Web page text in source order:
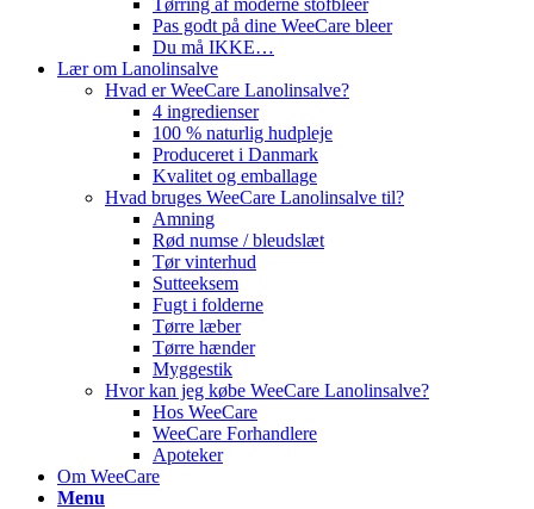
Tørring af moderne stofbleer
Pas godt på dine WeeCare bleer
Du må IKKE…
Lær om Lanolinsalve
Hvad er WeeCare Lanolinsalve?
4 ingredienser
100 % naturlig hudpleje
Produceret i Danmark
Kvalitet og emballage
Hvad bruges WeeCare Lanolinsalve til?
Amning
Rød numse / bleudslæt
Tør vinterhud
Sutteeksem
Fugt i folderne
Tørre læber
Tørre hænder
Myggestik
Hvor kan jeg købe WeeCare Lanolinsalve?
Hos WeeCare
WeeCare Forhandlere
Apoteker
Om WeeCare
Menu